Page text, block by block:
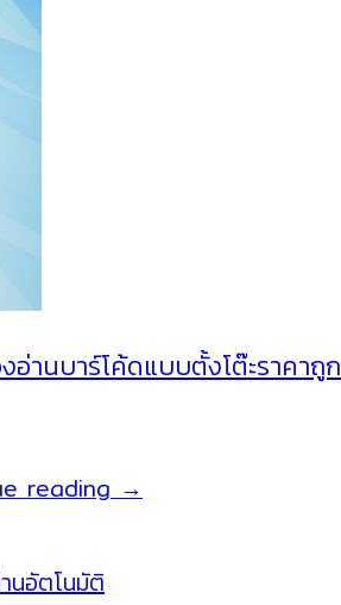
านบาร์โค้ดแบบตั้งโต๊ะราคาถูก
readingอ่าน
→